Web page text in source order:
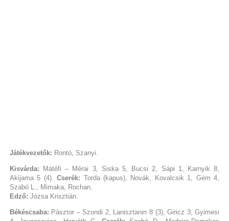
Játékvezetők: Rontó, Szanyi.
Kisvárda: Mátéfi – Mérai 3, Siska 5, Bucsi 2, Sápi 1, Karnyik 8,
Akijama 5 (4).Cserék: Torda (kapus), Novák, Kovalcsik 1, Gém 4,
Szabó L., Mimaka, Rochan.
Edző: Józsa Krisztián.
Békéscsaba: Pásztor – Szondi 2, Lanisztanin 8 (3), Giricz 3, Gyimesi